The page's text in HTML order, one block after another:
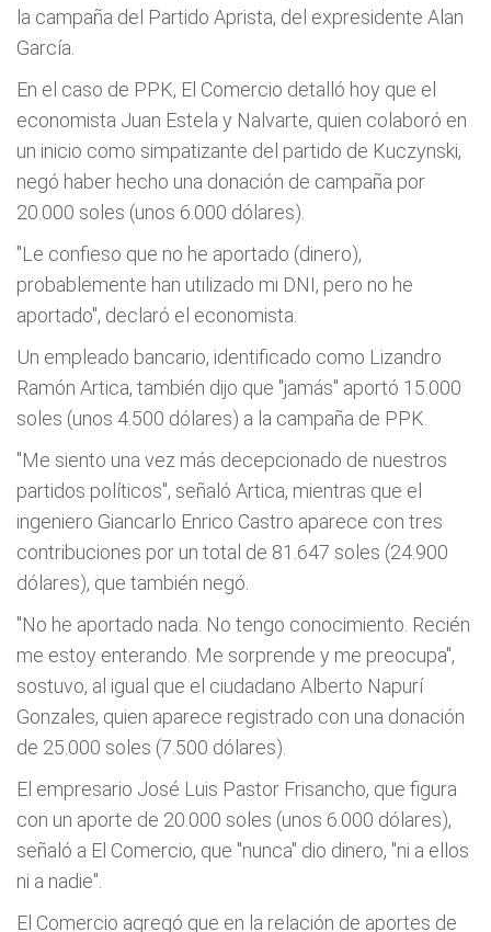
la campaña del Partido Aprista, del expresidente Alan
García.
En el caso de PPK, El Comercio detalló hoy que el
economista Juan Estela y Nalvarte, quien colaboró en
un inicio como simpatizante del partido de Kuczynski,
negó haber hecho una donación de campaña por
20.000 soles (unos 6.000 dólares).
"Le confieso que no he aportado (dinero),
probablemente han utilizado mi DNI, pero no he
aportado", declaró el economista.
Un empleado bancario, identificado como Lizandro
Ramón Artica, también dijo que "jamás" aportó 15.000
soles (unos 4.500 dólares) a la campaña de PPK.
"Me siento una vez más decepcionado de nuestros
partidos políticos", señaló Artica, mientras que el
ingeniero Giancarlo Enrico Castro aparece con tres
contribuciones por un total de 81.647 soles (24.900
dólares), que también negó.
"No he aportado nada. No tengo conocimiento. Recién
me estoy enterando. Me sorprende y me preocupa",
sostuvo, al igual que el ciudadano Alberto Napurí
Gonzales, quien aparece registrado con una donación
de 25.000 soles (7.500 dólares).
El empresario José Luis Pastor Frisancho, que figura
con un aporte de 20.000 soles (unos 6.000 dólares),
señaló a El Comercio, que "nunca" dio dinero, "ni a ellos
ni a nadie".
El Comercio agregó que en la relación de aportes de